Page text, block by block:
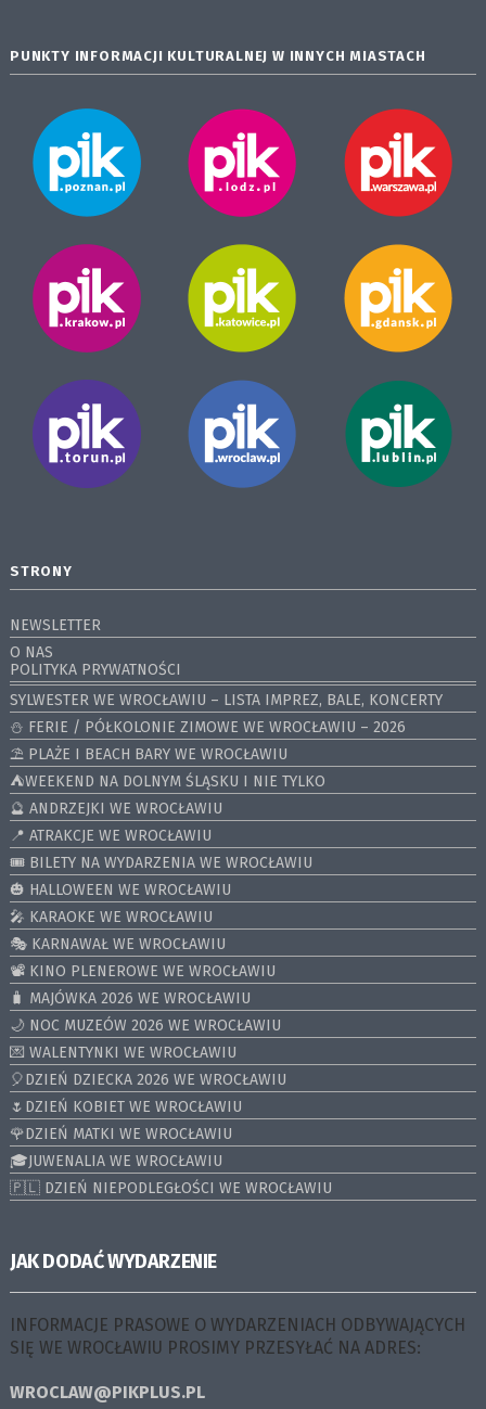
PUNKTY INFORMACJI KULTURALNEJ W INNYCH MIASTACH
STRONY
NEWSLETTER
O NAS
POLITYKA PRYWATNOŚCI
SYLWESTER WE WROCŁAWIU – LISTA IMPREZ, BALE, KONCERTY
⛄️ FERIE / PÓŁKOLONIE ZIMOWE WE WROCŁAWIU – 2026
⛱️ PLAŻE I BEACH BARY WE WROCŁAWIU
⛺️WEEKEND NA DOLNYM ŚLĄSKU I NIE TYLKO
🔮 ANDRZEJKI WE WROCŁAWIU
📍 ATRAKCJE WE WROCŁAWIU
🎟️ BILETY NA WYDARZENIA WE WROCŁAWIU
🎃 HALLOWEEN WE WROCŁAWIU
🎤 KARAOKE WE WROCŁAWIU
🎭 KARNAWAŁ WE WROCŁAWIU
📽️ KINO PLENEROWE WE WROCŁAWIU
🧳 MAJÓWKA 2026 WE WROCŁAWIU
🌙 NOC MUZEÓW 2026 WE WROCŁAWIU
💌 WALENTYNKI WE WROCŁAWIU
🎈DZIEŃ DZIECKA 2026 WE WROCŁAWIU
🌷DZIEŃ KOBIET WE WROCŁAWIU
🌹DZIEŃ MATKI WE WROCŁAWIU
🎓JUWENALIA WE WROCŁAWIU
🇵🇱 DZIEŃ NIEPODLEGŁOŚCI WE WROCŁAWIU
JAK DODAĆ WYDARZENIE
INFORMACJE PRASOWE O WYDARZENIACH ODBYWAJĄCYCH
SIĘ WE WROCŁAWIU PROSIMY PRZESYŁAĆ NA ADRES:
WROCLAW@PIKPLUS.PL